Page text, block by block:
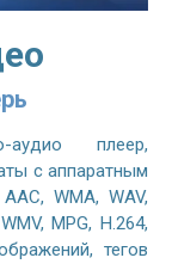
плеер,
с аппаратным
WMA, WAV,
MPG, H.264,
тегов